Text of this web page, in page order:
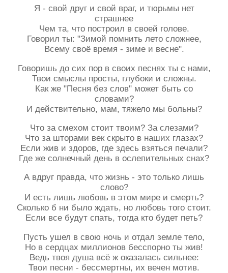
Я - свой друг и свой враг, и тюрьмы нет
страшнее
Чем та, что построил в своей голове.
Говорил ты: "Зимой помнить лето сложнее,
Всему своё время - зиме и весне".
Говоришь до сих пор в своих песнях ты с нами,
Твои смыслы просты, глубоки и сложны.
Как же "Песня без слов" может быть со
словами?
И действительно, мам, тяжело мы больны?
Что за смехом стоит твоим? За слезами?
Что за шторами век скрыто в наших глазах?
Если жив и здоров, где здесь взяться печали?
Где же солнечный день в ослепительных снах?
А вдруг правда, что жизнь - это только лишь
слово?
И есть лишь любовь в этом мире и смерть?
Сколько б ни было ждать, но любовь того стоит.
Если все будут спать, тогда кто будет петь?
Пусть ушел в свою ночь и отдал земле тело,
Но в сердцах миллионов бесспорно ты жив!
Ведь твоя душа всё ж оказалась сильнее:
Твои песни - бессмертны, их вечен мотив.